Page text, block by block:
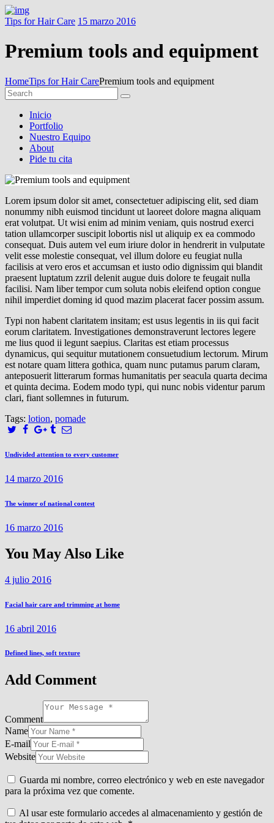
Tips for Hair Care 15 marzo 2016
Premium tools and equipment
HomeTips for Hair CarePremium tools and equipment
Inicio
Portfolio
Nuestro Equipo
About
Pide tu cita
Lorem ipsum dolor sit amet, consectetuer adipiscing elit, sed diam
nonummy nibh euismod tincidunt ut laoreet dolore magna aliquam
erat volutpat. Ut wisi enim ad minim veniam, quis nostrud exerci
tation ullamcorper suscipit lobortis nisl ut aliquip ex ea commodo
consequat. Duis autem vel eum iriure dolor in hendrerit in vulputate
velit esse molestie consequat, vel illum dolore eu feugiat nulla
facilisis at vero eros et accumsan et iusto odio dignissim qui blandit
praesent luptatum zzril delenit augue duis dolore te feugait nulla
facilisi. Nam liber tempor cum soluta nobis eleifend option congue
nihil imperdiet doming id quod mazim placerat facer possim assum.
Typi non habent claritatem insitam; est usus legentis in iis qui facit
eorum claritatem. Investigationes demonstraverunt lectores legere
me lius quod ii legunt saepius. Claritas est etiam processus
dynamicus, qui sequitur mutationem consuetudium lectorum. Mirum
est notare quam littera gothica, quam nunc putamus parum claram,
anteposuerit litterarum formas humanitatis per seacula quarta decima
et quinta decima. Eodem modo typi, qui nunc nobis videntur parum
clari, fiant sollemnes in futurum.
Tags: lotion, pomade
Navegación
de
Previous
Undivided attention to every customer
14 marzo 2016
Next
The winner of national contest
16 marzo 2016
You May Also Like
4 julio 2016
Facial hair care and trimming at home
16 abril 2016
Defined lines, soft texture
Add Comment
Comment
Name
E-mail
Website
Guarda mi nombre, correo electrónico y web en este navegador
para la próxima vez que comente.
Al usar este formulario accedes al almacenamiento y gestión de